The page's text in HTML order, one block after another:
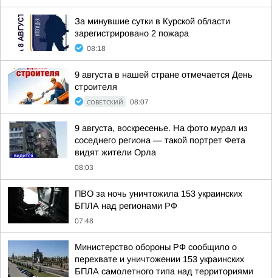
За минувшие сутки в Курской области
зарегистрировано 2 пожара
08:18
9 августа в нашей стране отмечается День
строителя
СОВЕТСКИЙ 08:07
9 августа, воскресенье. На фото мурал из
соседнего региона — такой портрет Фета
видят жители Орла
08:03
ПВО за ночь уничтожила 153 украинских
БПЛА над регионами РФ
07:48
Министерство обороны РФ сообщило о
перехвате и уничтожении 153 украинских
БПЛА самолетного типа над территориями